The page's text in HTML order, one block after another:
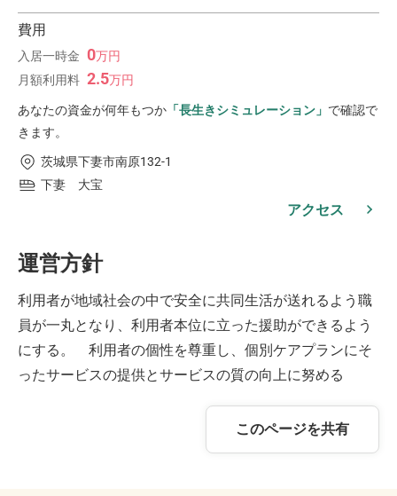
費用
入居一時金 0万円
月額利用料 2.5万円
あなたの資金が何年もつか 「長生きシミュレーション」 で確認で
きます。
茨城県下妻市南原132-1
下妻 大宝
アクセス
運営方針
利用者が地域社会の中で安全に共同生活が送れるよう職
員が一丸となり、利用者本位に立った援助ができるよう
にする。 利用者の個性を尊重し、個別ケアプランにそ
ったサービスの提供とサービスの質の向上に努める
このページを共有